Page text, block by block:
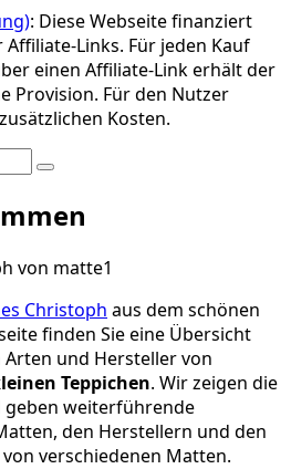
: Diese Webseite finanziert
Links. Für jeden Kauf
einen Affiliate-Link erhält der
Provision. Für den Nutzer
Kosten.
Suchen
Christoph aus dem schönen
finden Sie eine Übersicht
und Hersteller von
Teppichen. Wir zeigen die
weiterführende
den Herstellern und den
verschiedenen Matten.